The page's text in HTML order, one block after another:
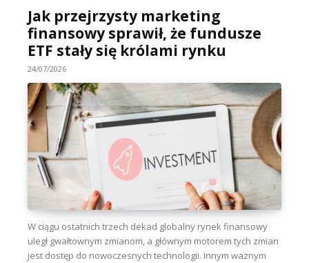
Jak przejrzysty marketing
finansowy sprawił, że fundusze
ETF stały się królami rynku
24/07/2026
W ciągu ostatnich trzech dekad globalny rynek finansowy
uległ gwałtownym zmianom, a głównym motorem tych zmian
jest dostęp do nowoczesnych technologii. Innym ważnym